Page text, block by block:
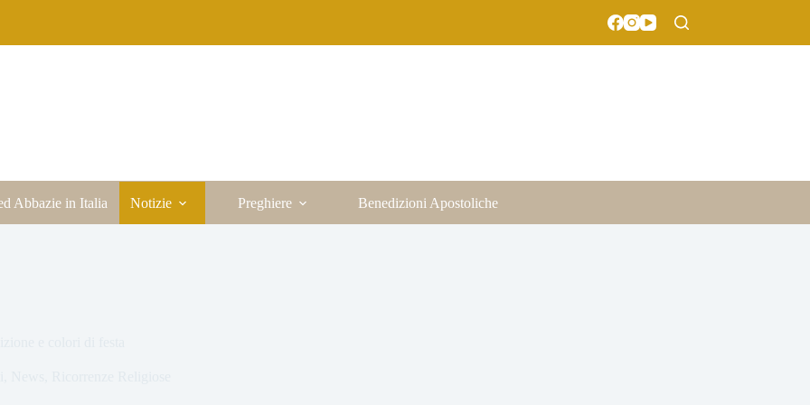
Abbazie in Italia Notizie Preghiere Benedizioni Apostoliche